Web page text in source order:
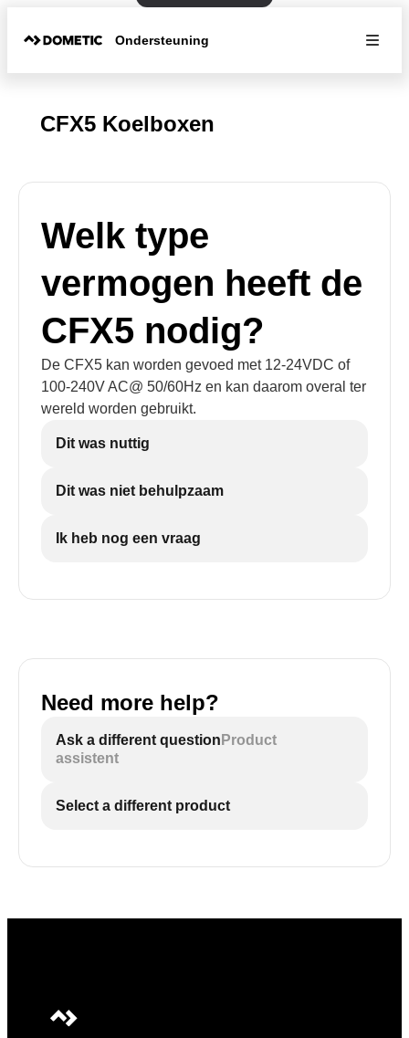
Ondersteuning
CFX5 Koelboxen
Welk type
vermogen heeft de
CFX5 nodig?
De CFX5 kan worden gevoed met 12-24VDC of
100-240V AC@ 50/60Hz en kan daarom overal ter
wereld worden gebruikt.
Dit was nuttig
Dit was niet behulpzaam
Ik heb nog een vraag
Need more help?
Ask a different question Product
assistent
Select a different product